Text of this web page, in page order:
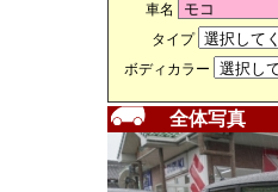
車名
タイプ
ボディカラー
全体写真